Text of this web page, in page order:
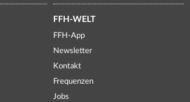
FFH-WELT
FFH-App
Newsletter
Kontakt
Frequenzen
Jobs